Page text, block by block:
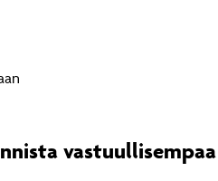
vastuullisempaa